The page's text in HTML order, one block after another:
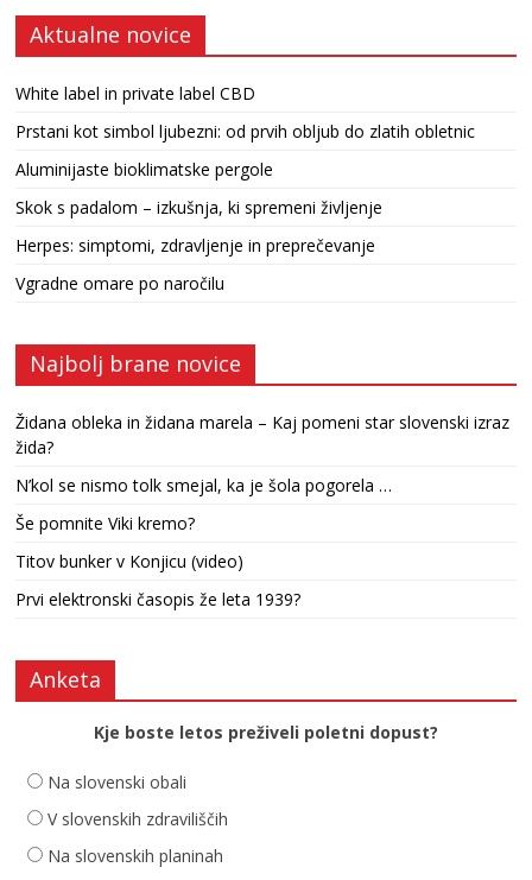
Aktualne novice
White label in private label CBD
Prstani kot simbol ljubezni: od prvih obljub do zlatih obletnic
Aluminijaste bioklimatske pergole
Skok s padalom – izkušnja, ki spremeni življenje
Herpes: simptomi, zdravljenje in preprečevanje
Vgradne omare po naročilu
Najbolj brane novice
Židana obleka in židana marela – Kaj pomeni star slovenski izraz
žida?
N’kol se nismo tolk smejal, ka je šola pogorela …
Še pomnite Viki kremo?
Titov bunker v Konjicu (video)
Prvi elektronski časopis že leta 1939?
Anketa
Kje boste letos preživeli poletni dopust?
Na slovenski obali
V slovenskih zdraviliščih
Na slovenskih planinah